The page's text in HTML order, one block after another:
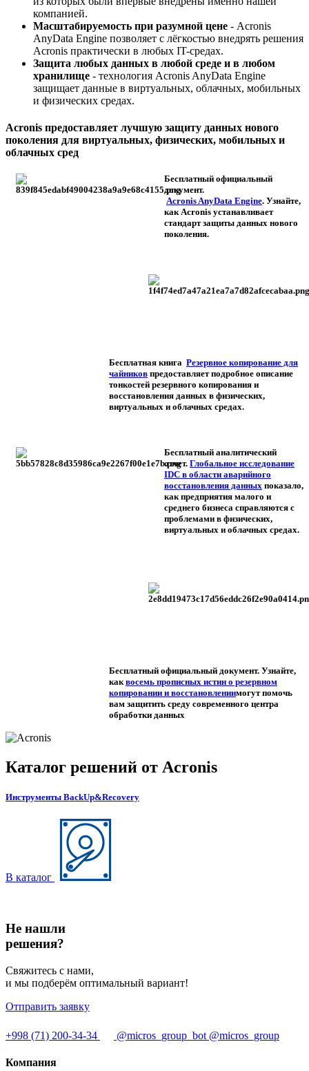
компанией.
Масштабируемость при разумной цене - Acronis
AnyData Engine позволяет c лёгкостью внедрять решения
Acronis практически в любых IT-средах.
Защита любых данных в любой среде и в любом
хранилище - технология Acronis AnyData Engine
защищает данные в виртуальных, облачных, мобильных
и физических средах.
Acronis предоставляет лучшую защиту данных нового
поколения для виртуальных, физических, мобильных и
облачных сред
Бесплатный официальный
документ.
Acronis AnyData Engine. Узнайте,
как Acronis устанавливает
стандарт защиты данных нового
поколения.
Бесплатная книга Резервное копирование для
чайников предоставляет подробное описание
тонкостей резервного копирования и
восстановления данных в физических,
виртуальных и облачных средах.
Бесплатный аналитический
отчет. Глобальное исследование
IDC в области аварийного
восстановления данных показало,
как предприятия малого и
среднего бизнеса справляются с
проблемами в физических,
виртуальных и облачных средах.
Бесплатный официальный документ. Узнайте,
каквосемь прописных истин о резервном
копировании и восстановлениимогут помочь
вам защитить среду современного центра
обработки данных
Каталог решений от Acronis
Инструменты BackUp&Recovery
В каталог
Не нашли
решения?
Свяжитесь с нами,
и мы подберём оптимальный вариант!
Отправить заявку
+998 (71) 200-34-34 @micros_group_bot @micros_group
Компания